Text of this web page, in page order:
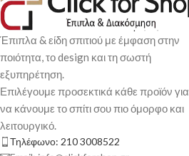
Έπιπλα & είδη σπιτιού με έμφαση στην
ποιότητα, το design και τη σωστή
εξυπηρέτηση.
Επιλέγουμε προσεκτικά κάθε προϊόν για
να κάνουμε το σπίτι σου πιο όμορφο και
λειτουργικό.
Τηλέφωνο: 210 3008522